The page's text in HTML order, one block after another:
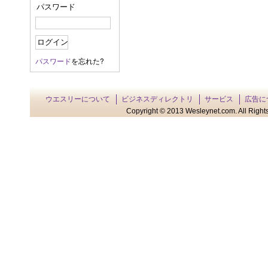
パスワード
パスワードを忘れた?
ウエスリーについて ビジネスディレクトリ サービス
広告に
Copyright © 2013 Wesleynet.com. All